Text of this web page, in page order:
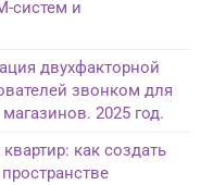
систем и
двухфакторной
звонком для
2025 год.
как создать